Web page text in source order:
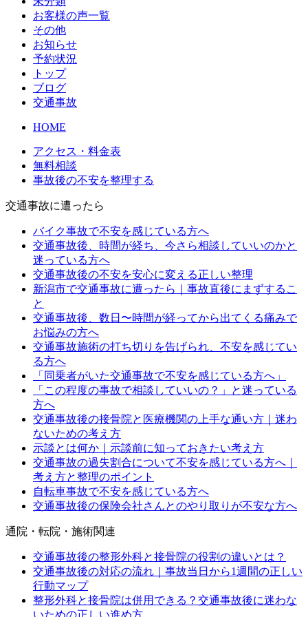
お客様の声一覧
その他
お知らせ
予約状況
トップ
ブログ
交通事故
HOME
アクセス・料金表
無料相談
事故後の不安を整理する
交通事故に遭ったら
バイク事故で不安を感じている方へ
交通事故後、時間が経ち、今さら相談していいのかと
迷っている方へ
交通事故後の不安を安心に変える正しい整理
新潟市で交通事故に遭ったら｜事故直後にまずするこ
と
交通事故後、数日〜時間が経ってから出てくる痛みで
お悩みの方へ
交通事故施術の打ち切りを告げられ、不安を感じてい
る方へ
「同乗者がいた交通事故で不安を感じている方へ」
「この程度の事故で相談していいの？」と迷っている
方へ
交通事故後の接骨院と医療機関の上手な通い方｜迷わ
ないための考え方
示談とは何か｜示談前に知っておきたい考え方
交通事故の過失割合について不安を感じている方へ｜
考え方と整理のポイント
自転車事故で不安を感じている方へ
交通事故後の保険会社さんとのやり取りが不安な方へ
通院・転院・施術関連
交通事故後の整形外科と接骨院の役割の違いとは？
交通事故後の対応の流れ｜事故当日から1週間の正しい
行動マップ
整形外科と接骨院は併用できる？交通事故後に迷わな